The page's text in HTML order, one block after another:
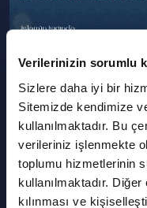
Verilerinizin sorumlu
Sizlere daha iyi bir
Sitemizde kendimize
kullanılmaktadır. Bu
verileriniz işlenmekte
toplumu hizmetlerinin
kullanılmaktadır.
kılınması ve
Podcast Olarak Dinle
Yemek